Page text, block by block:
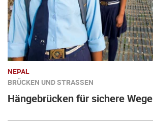
NEPAL
BRÜCKEN UND STRASSEN
Hängebrücken für sichere Wege